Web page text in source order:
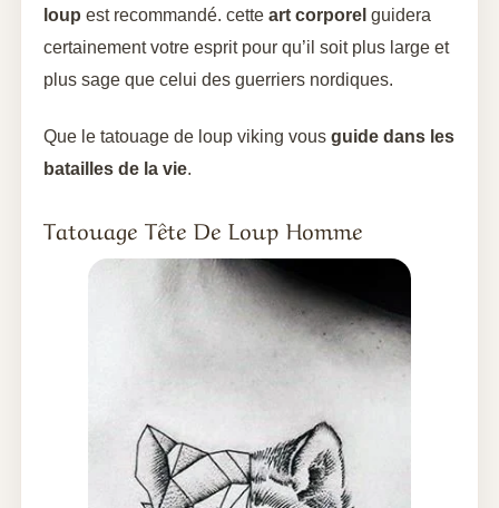
loup est recommandé. cette art corporel guidera
certainement votre esprit pour qu’il soit plus large et
plus sage que celui des guerriers nordiques.
Que le tatouage de loup viking vous guide dans les
batailles de la vie.
Tatouage Tête De Loup Homme